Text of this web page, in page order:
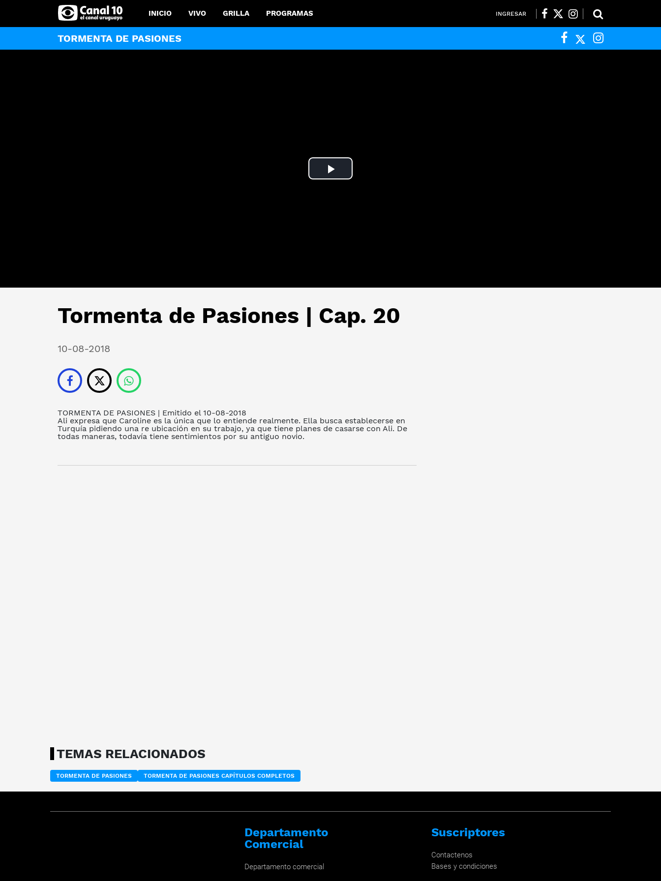
INICIO VIVO GRILLA PROGRAMAS INGRESAR
TORMENTA DE PASIONES
Play
Tormenta de Pasiones | Cap. 20
10-08-2018
TORMENTA DE PASIONES | Emitido el 10-08-2018
Ali expresa que Caroline es la única que lo entiende realmente. Ella busca establecerse en
Turquía pidiendo una re ubicación en su trabajo, ya que tiene planes de casarse con Ali. De
todas maneras, todavía tiene sentimientos por su antiguo novio.
TEMAS RELACIONADOS
TORMENTA DE PASIONES TORMENTA DE PASIONES CAPÍTULOS COMPLETOS
Departamento
Comercial
Departamento comercial
Suscriptores
Contactenos
Bases y condiciones